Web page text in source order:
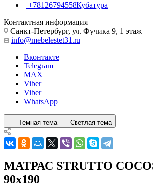
+78126794558Кубатура
Контактная информация
Санкт-Петербург, ул. Фучика 9, 1 этаж
info@mebelestet31.ru
Вконтакте
Telegram
MAX
Viber
Viber
WhatsApp
Темная тема Светлая тема
МАТРАС STRUTTO
90x190